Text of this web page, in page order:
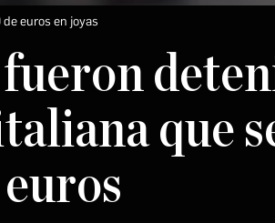
euros en joyas
que